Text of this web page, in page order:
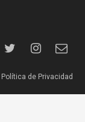
Política de Privacidad